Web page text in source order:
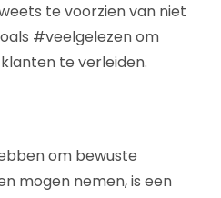
te voorzien van niet
#veelgelezen om
te verleiden.
om bewuste
mogen nemen, is een